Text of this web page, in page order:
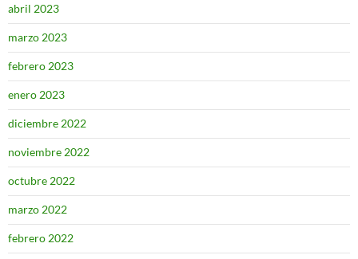
abril 2023
marzo 2023
febrero 2023
enero 2023
diciembre 2022
noviembre 2022
octubre 2022
marzo 2022
febrero 2022